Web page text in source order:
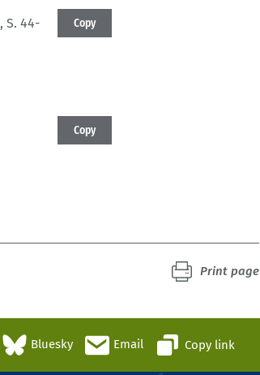
, S. 44-
Copy
Copy
Print page
Bluesky Email Copy link